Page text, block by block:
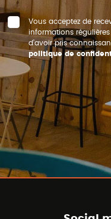
Vous acceptez de
informations
d’avoir pris
politique de